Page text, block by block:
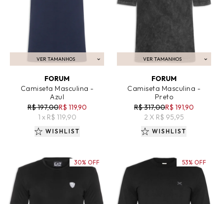
VER TAMANHOS
ADICIONAR AO CARRINHO
FORUM
Camiseta Masculina -
Azul
R$ 197,00R$ 119,90
1 x R$ 119,90
WISHLIST
VER TAMANHOS
ADICIONAR AO CARRINHO
FORUM
Camiseta Masculina -
Preto
R$ 317,00R$ 191,90
2 X R$ 95,95
WISHLIST
30% OFF 53% OFF